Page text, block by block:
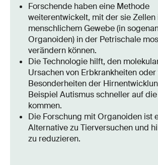
Forschende haben eine Methode
weiterentwickelt, mit der sie Zellen
menschlichem Gewebe (in
Organoiden) in der Petrischale
verändern können.
Die Technologie hilft, den
Ursachen von Erbkrankheiten oder
Besonderheiten der
Beispiel Autismus schneller auf
kommen.
Die Forschung mit Organoiden ist
Alternative zu Tierversuchen und
zu reduzieren.